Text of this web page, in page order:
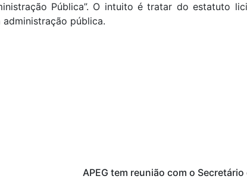
Pública”. O intuito é tratar do estatuto
pública.
APEG tem reunião com o